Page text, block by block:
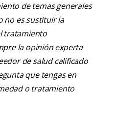
de temas generales
no es sustituir la
tratamiento
la opinión experta
de salud calificado
que tengas en
o tratamiento